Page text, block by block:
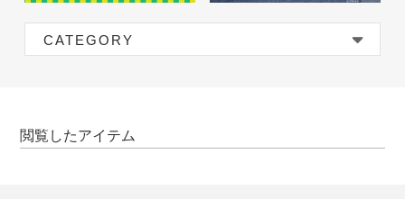
CATEGORY
閲覧したアイテム